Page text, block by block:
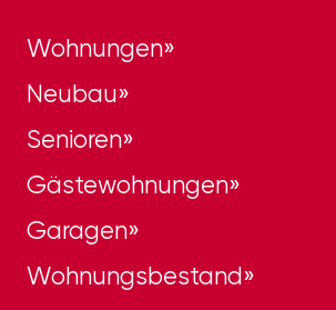
Wohnungen
Neubau
Senioren
Gästewohnungen
Garagen
Wohnungsbestand